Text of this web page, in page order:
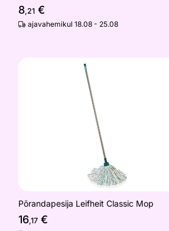
8,21€
ajavahemikul 18.08 - 25.08
Põrandapesija Leifheit Classic Mop
Põrandapesija Leifheit Classic Mop
16,17€